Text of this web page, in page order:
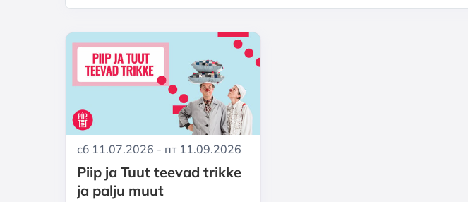
сб 11.07.2026 - пт 11.09.2026
Piip ja Tuut teevad trikke
ja palju muut